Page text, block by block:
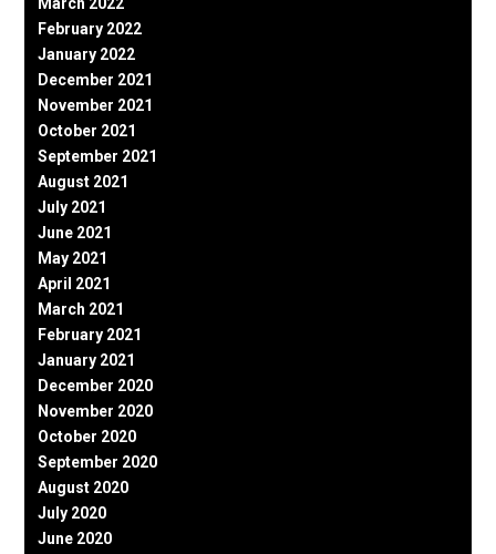
March 2022
February 2022
January 2022
December 2021
November 2021
October 2021
September 2021
August 2021
July 2021
June 2021
May 2021
April 2021
March 2021
February 2021
January 2021
December 2020
November 2020
October 2020
September 2020
August 2020
July 2020
June 2020